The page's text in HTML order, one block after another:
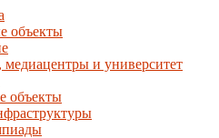
объекты
и университет
объекты